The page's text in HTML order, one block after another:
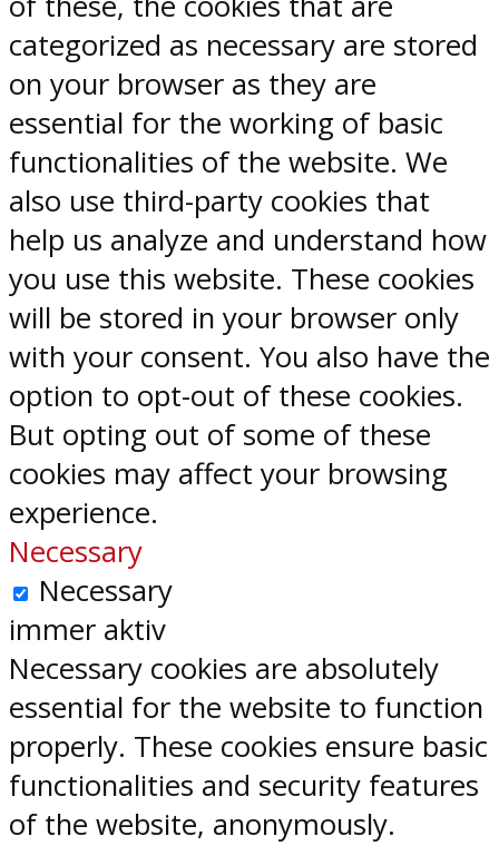
categorized as necessary are stored
on your browser as they are
essential for the working of basic
functionalities of the website. We
also use third-party cookies that
help us analyze and understand how
you use this website. These cookies
will be stored in your browser only
with your consent. You also have the
option to opt-out of these cookies.
But opting out of some of these
cookies may affect your browsing
experience.
Necessary
Necessary
immer aktiv
Necessary cookies are absolutely
essential for the website to function
properly. These cookies ensure basic
functionalities and security features
of the website, anonymously.